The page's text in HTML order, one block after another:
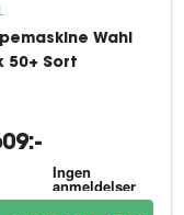
Wahl
50+ Sort